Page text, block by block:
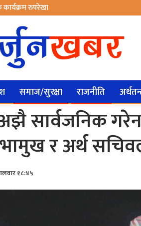
रुपरेखा
समाज/सुरक्षा राजनीति
सार्वजनिक
र अर्थ
१८:४५